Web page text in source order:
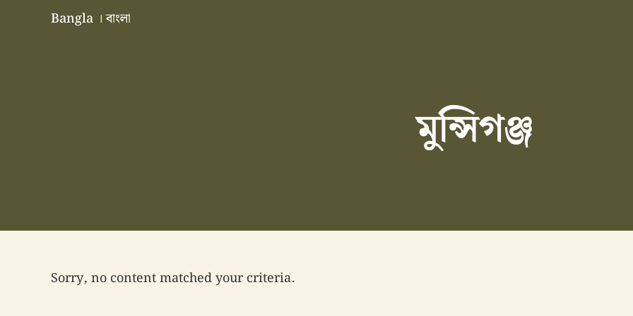
Skip to main content
Skip to header right navigation
Skip to site footer
Bangla । বাংলা
মুন্সিগঞ্জ
Sorry, no content matched your criteria.